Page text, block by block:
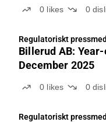
0 likes 0
Regulatoriskt
Billerud AB:
December 2025
0 likes 0
Regulatoriskt